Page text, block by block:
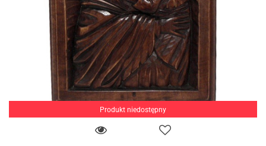
Produkt niedostępny